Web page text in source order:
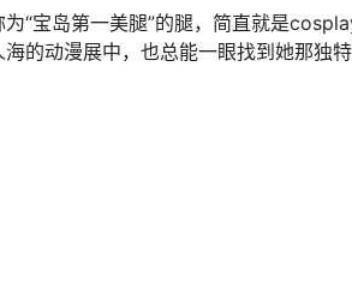
“宝岛第一美腿”的腿，简直就是
的动漫展中，也总能一眼找到她那独特